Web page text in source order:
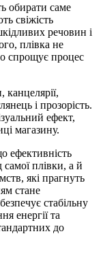
обирати саме
свіжість
речовин і
плівка не
спрощує процес
і прозорість.
ефект,
магазину.
ефективність
плівки, а й
які прагнуть
стане
стабільну
енергії та
до